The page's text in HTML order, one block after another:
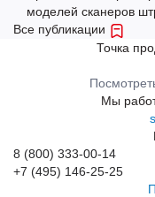
моделей сканеров
Все публикации
Точка
Мы
8 (800) 333-00-14
+7 (495) 146-25-25